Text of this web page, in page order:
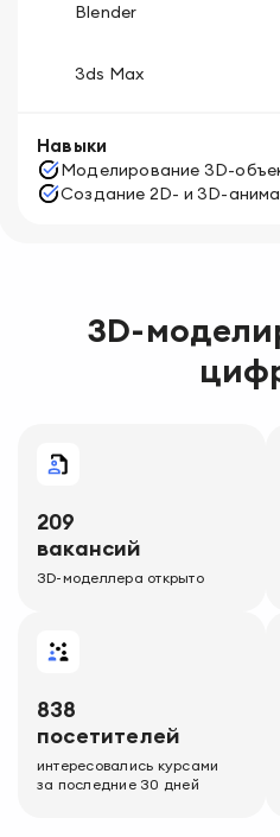
Blender
3ds Max
Навыки
Моделирование 3D-
Создание 2D- и 3D-
3D-
209
вакансий
3D-моделлера открыто
838
посетителей
интересовались курсами
за последние 30 дней